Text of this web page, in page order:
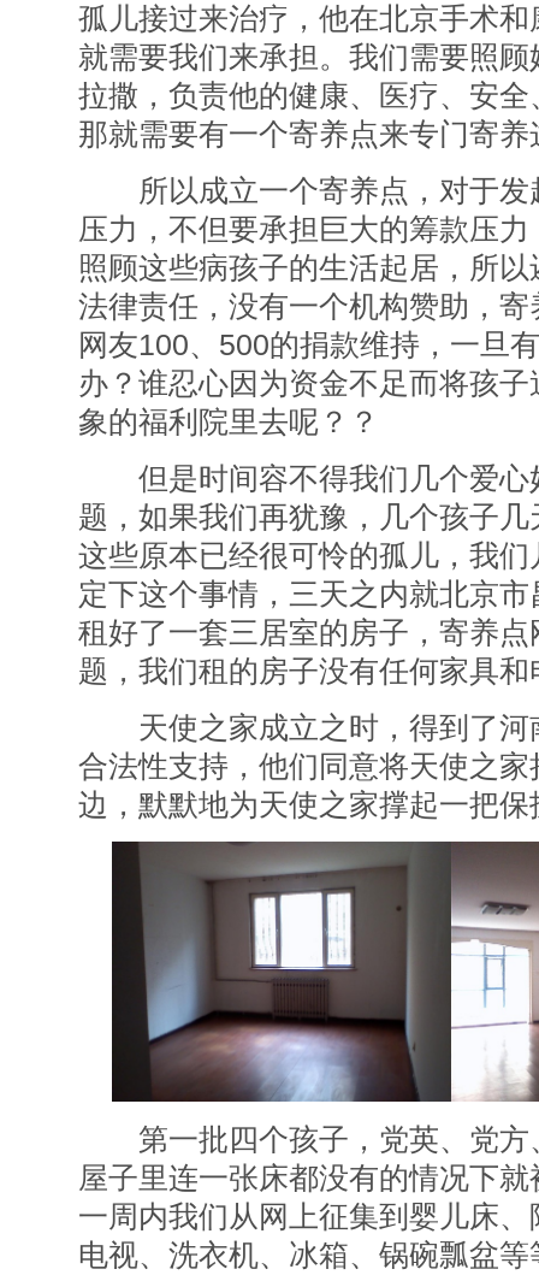
孤儿接过来治疗，他在北京手术
就需要我们来承担。我们需要照
拉撒，负责他的健康、医疗、安
那就需要有一个寄养点来专门寄养
所以成立一个寄养点，对于发
压力，不但要承担巨大的筹款压
照顾这些病孩子的生活起居，所
法律责任，没有一个机构赞助，
网友100、500的捐款维持，一旦
办？谁忍心因为资金不足而将孩
象的福利院里去呢？？
但是时间容不得我们几个爱心
题，如果我们再犹豫，几个孩子
这些原本已经很可怜的孤儿，我
定下这个事情，三天之内就北京
租好了一套三居室的房子，寄养
题，我们租的房子没有任何家具和
天使之家成立之时，得到了河
合法性支持，他们同意将天使之
边，默默地为天使之家撑起一把保
第一批四个孩子，党英、党方
屋子里连一张床都没有的情况下
一周内我们从网上征集到婴儿床
电视、洗衣机、冰箱、锅碗瓢盆